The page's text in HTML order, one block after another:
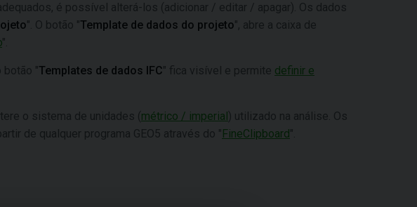
é possível alterá-los (adicionar / editar / apagar). Os dados
". O botão "Template de dados do projeto", abre a caixa de
".
botão "Templates de dados IFC" fica visível e permite definir e
o sistema de unidades ( métrico / imperial ) utilizado na análise. Os
de qualquer programa GEO5 através do " FineClipboard".